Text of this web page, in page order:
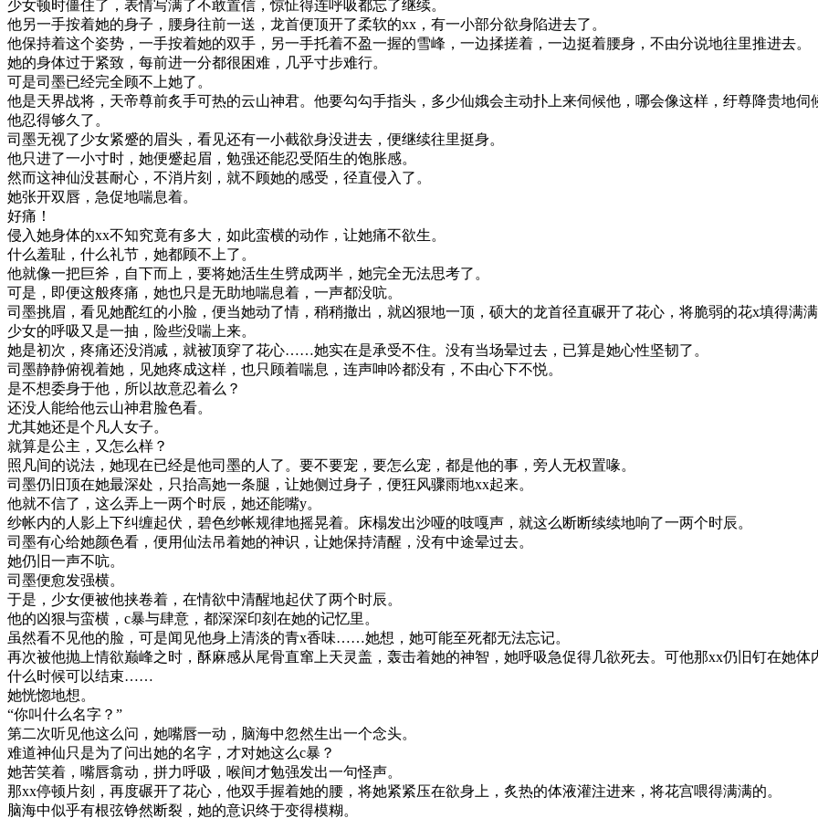
少女顿时僵住了，表情写满了不敢置信，惊怔得连呼吸都忘了继续。
他另一手按着她的身子，腰身往前一送，龙首便顶开了柔软的xx，有一小部分欲身陷进去了。
他保持着这个姿势，一手按着她的双手，另一手托着不盈一握的雪峰，一边揉搓着，一边挺着腰身，不由分说地往里推进去。
她的身体过于紧致，每前进一分都很困难，几乎寸步难行。
可是司墨已经完全顾不上她了。
他是天界战将，天帝尊前炙手可热的云山神君。他要勾勾手指头，多少仙娥会主动扑上来伺候他，哪会像这样，纡尊降贵地伺
他忍得够久了。
司墨无视了少女紧蹙的眉头，看见还有一小截欲身没进去，便继续往里挺身。
他只进了一小寸时，她便蹙起眉，勉强还能忍受陌生的饱胀感。
然而这神仙没甚耐心，不消片刻，就不顾她的感受，径直侵入了。
她张开双唇，急促地喘息着。
好痛！
侵入她身体的xx不知究竟有多大，如此蛮横的动作，让她痛不欲生。
什么羞耻，什么礼节，她都顾不上了。
他就像一把巨斧，自下而上，要将她活生生劈成两半，她完全无法思考了。
可是，即便这般疼痛，她也只是无助地喘息着，一声都没吭。
司墨挑眉，看见她酡红的小脸，便当她动了情，稍稍撤出，就凶狠地一顶，硕大的龙首径直碾开了花心，将脆弱的花x填得满满
少女的呼吸又是一抽，险些没喘上来。
她是初次，疼痛还没消减，就被顶穿了花心……她实在是承受不住。没有当场晕过去，已算是她心性坚韧了。
司墨静静俯视着她，见她疼成这样，也只顾着喘息，连声呻吟都没有，不由心下不悦。
是不想委身于他，所以故意忍着么？
还没人能给他云山神君脸色看。
尤其她还是个凡人女子。
就算是公主，又怎么样？
照凡间的说法，她现在已经是他司墨的人了。要不要宠，要怎么宠，都是他的事，旁人无权置喙。
司墨仍旧顶在她最深处，只抬高她一条腿，让她侧过身子，便狂风骤雨地xx起来。
他就不信了，这么弄上一两个时辰，她还能嘴y。
纱帐内的人影上下纠缠起伏，碧色纱帐规律地摇晃着。床榻发出沙哑的吱嘎声，就这么断断续续地响了一两个时辰。
司墨有心给她颜色看，便用仙法吊着她的神识，让她保持清醒，没有中途晕过去。
她仍旧一声不吭。
司墨便愈发强横。
于是，少女便被他挟卷着，在情欲中清醒地起伏了两个时辰。
他的凶狠与蛮横，c暴与肆意，都深深印刻在她的记忆里。
虽然看不见他的脸，可是闻见他身上清淡的青x香味……她想，她可能至死都无法忘记。
再次被他抛上情欲巅峰之时，酥麻感从尾骨直窜上天灵盖，轰击着她的神智，她呼吸急促得几欲死去。可他那xx仍旧钉在她体
什么时候可以结束……
她恍惚地想。
“你叫什么名字？”
第二次听见他这么问，她嘴唇一动，脑海中忽然生出一个念头。
难道神仙只是为了问出她的名字，才对她这么c暴？
她苦笑着，嘴唇翕动，拼力呼吸，喉间才勉强发出一句怪声。
那xx停顿片刻，再度碾开了花心，他双手握着她的腰，将她紧紧压在欲身上，炙热的体液灌注进来，将花宫喂得满满的。
脑海中似乎有根弦铮然断裂，她的意识终于变得模糊。